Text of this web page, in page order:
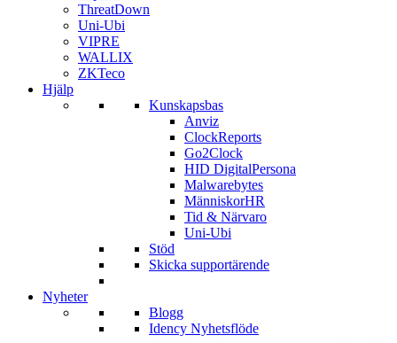
ThreatDown
Uni-Ubi
VIPRE
WALLIX
ZKTeco
Hjälp
Kunskapsbas
Anviz
ClockReports
Go2Clock
HID DigitalPersona
Malwarebytes
MänniskorHR
Tid & Närvaro
Uni-Ubi
Stöd
Skicka supportärende
Nyheter
Blogg
Idency Nyhetsflöde